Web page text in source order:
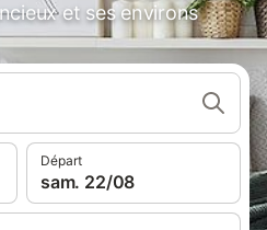
et ses environs
Départ
sam. 22/08